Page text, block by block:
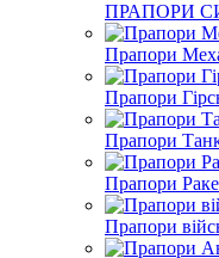
ПРАПОРИ
Прапори
Прапори
Прапори
Прапори
Прапори